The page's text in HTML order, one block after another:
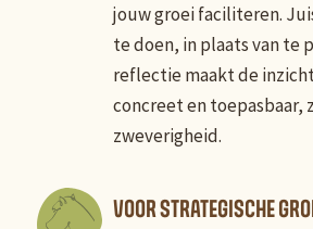
jouw groei faciliteren.
te doen, in plaats van te
reflectie maakt de
concreet en toepasbaar,
zweverigheid.
VOOR STRATEGISCHE